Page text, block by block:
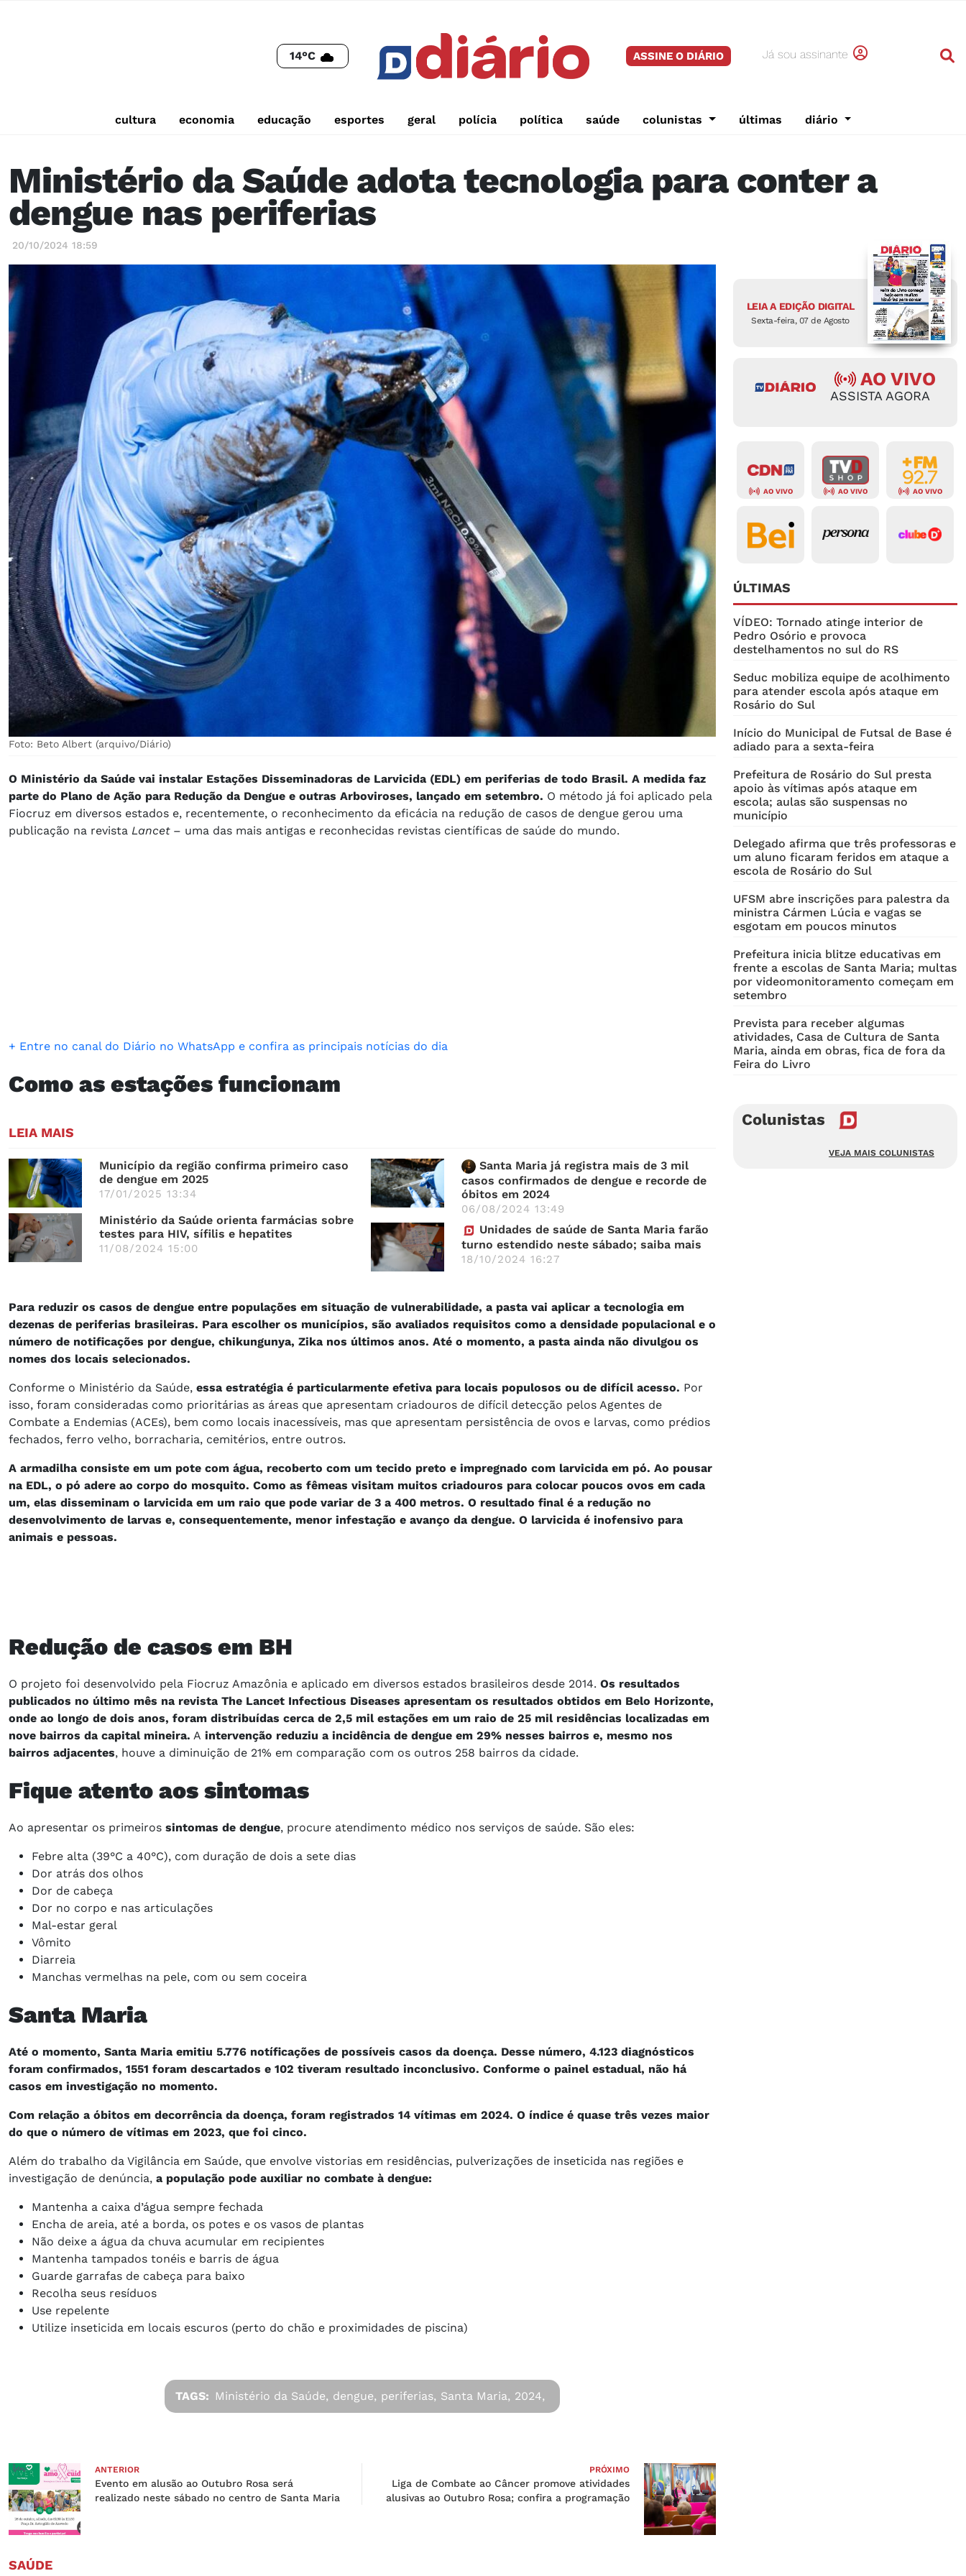
14°C ASSINE O DIÁRIO Já sou assinante
cultura economia educação esportes geral polícia política saúde colunistas últimas diário
Ministério da Saúde adota tecnologia para conter a
dengue nas periferias
20/10/2024 18:59
Foto: Beto Albert (arquivo/Diário)
O Ministério da Saúde vai instalar Estações Disseminadoras de Larvicida (EDL) em periferias de todo Brasil. A medida faz
parte do Plano de Ação para Redução da Dengue e outras Arboviroses, lançado em setembro. O método já foi aplicado pela
Fiocruz em diversos estados e, recentemente, o reconhecimento da eficácia na redução de casos de dengue gerou uma
publicação na revista Lancet– uma das mais antigas e reconhecidas revistas científicas de saúde do mundo.
+ Entre no canal do Diário no WhatsApp e confira as principais notícias do dia
Como as estações funcionam
LEIA MAIS
Município da região confirma primeiro caso
de dengue em 2025
17/01/2025 13:34
Ministério da Saúde orienta farmácias sobre
testes para HIV, sífilis e hepatites
11/08/2024 15:00
Santa Maria já registra mais de 3 mil
casos confirmados de dengue e recorde de
óbitos em 2024
06/08/2024 13:49
Unidades de saúde de Santa Maria farão
turno estendido neste sábado; saiba mais
18/10/2024 16:27
Para reduzir os casos de dengue entre populações em situação de vulnerabilidade, a pasta vai aplicar a tecnologia em
dezenas de periferias brasileiras. Para escolher os municípios, são avaliados requisitos como a densidade populacional e o
número de notificações por dengue, chikungunya, Zika nos últimos anos. Até o momento, a pasta ainda não divulgou os
nomes dos locais selecionados.
Conforme o Ministério da Saúde, essa estratégia é particularmente efetiva para locais populosos ou de difícil acesso. Por
isso, foram consideradas como prioritárias as áreas que apresentam criadouros de difícil detecção pelos Agentes de
Combate a Endemias (ACEs), bem como locais inacessíveis, mas que apresentam persistência de ovos e larvas, como prédios
fechados, ferro velho, borracharia, cemitérios, entre outros.
A armadilha consiste em um pote com água, recoberto com um tecido preto e impregnado com larvicida em pó. Ao pousar
na EDL, o pó adere ao corpo do mosquito. Como as fêmeas visitam muitos criadouros para colocar poucos ovos em cada
um, elas disseminam o larvicida em um raio que pode variar de 3 a 400 metros. O resultado final é a redução no
desenvolvimento de larvas e, consequentemente, menor infestação e avanço da dengue. O larvicida é inofensivo para
animais e pessoas.
Redução de casos em BH
O projeto foi desenvolvido pela Fiocruz Amazônia e aplicado em diversos estados brasileiros desde 2014. Os resultados
publicados no último mês na revista The Lancet Infectious Diseases apresentam os resultados obtidos em Belo Horizonte,
onde ao longo de dois anos, foram distribuídas cerca de 2,5 mil estações em um raio de 25 mil residências localizadas em
nove bairros da capital mineira. A intervenção reduziu a incidência de dengue em 29% nesses bairros e, mesmo nos
bairros adjacentes, houve a diminuição de 21% em comparação com os outros 258 bairros da cidade.
Fique atento aos sintomas
Ao apresentar os primeiros sintomas de dengue, procure atendimento médico nos serviços de saúde. São eles:
Febre alta (39°C a 40°C), com duração de dois a sete dias
Dor atrás dos olhos
Dor de cabeça
Dor no corpo e nas articulações
Mal-estar geral
Vômito
Diarreia
Manchas vermelhas na pele, com ou sem coceira
Santa Maria
Até o momento, Santa Maria emitiu 5.776 notíficações de possíveis casos da doença. Desse número, 4.123 diagnósticos
foram confirmados, 1551 foram descartados e 102 tiveram resultado inconclusivo. Conforme o painel estadual, não há
casos em investigação no momento.
Com relação a óbitos em decorrência da doença, foram registrados 14 vítimas em 2024. O índice é quase três vezes maior
do que o número de vítimas em 2023, que foi cinco.
Além do trabalho da Vigilância em Saúde, que envolve vistorias em residências, pulverizações de inseticida nas regiões e
investigação de denúncia, a população pode auxiliar no combate à dengue:
Mantenha a caixa d’água sempre fechada
Encha de areia, até a borda, os potes e os vasos de plantas
Não deixe a água da chuva acumular em recipientes
Mantenha tampados tonéis e barris de água
Guarde garrafas de cabeça para baixo
Recolha seus resíduos
Use repelente
Utilize inseticida em locais escuros (perto do chão e proximidades de piscina)
TAGS: Ministério da Saúde, dengue, periferias, Santa Maria, 2024,
ANTERIOR
Evento em alusão ao Outubro Rosa será
realizado neste sábado no centro de Santa Maria
PRÓXIMO
Liga de Combate ao Câncer promove atividades
alusivas ao Outubro Rosa; confira a programação
SAÚDE
LEIA A EDIÇÃO DIGITAL
Sexta-feira, 07 de Agosto
AO VIVO
ASSISTA AGORA
AO VIVO AO VIVO AO VIVO
ÚLTIMAS
VÍDEO: Tornado atinge interior de
Pedro Osório e provoca
destelhamentos no sul do RS
Seduc mobiliza equipe de acolhimento
para atender escola após ataque em
Rosário do Sul
Início do Municipal de Futsal de Base é
adiado para a sexta-feira
Prefeitura de Rosário do Sul presta
apoio às vítimas após ataque em
escola; aulas são suspensas no
município
Delegado afirma que três professoras e
um aluno ficaram feridos em ataque a
escola de Rosário do Sul
UFSM abre inscrições para palestra da
ministra Cármen Lúcia e vagas se
esgotam em poucos minutos
Prefeitura inicia blitze educativas em
frente a escolas de Santa Maria; multas
por videomonitoramento começam em
setembro
Prevista para receber algumas
atividades, Casa de Cultura de Santa
Maria, ainda em obras, fica de fora da
Feira do Livro
Colunistas
VEJA MAIS COLUNISTAS